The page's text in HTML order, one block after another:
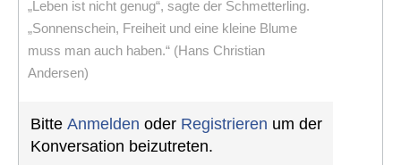
„Leben ist nicht genug“, sagte der Schmetterling.
„Sonnenschein, Freiheit und eine kleine Blume
muss man auch haben.“ (Hans Christian
Andersen)
Bitte Anmelden oder Registrieren um der
Konversation beizutreten.